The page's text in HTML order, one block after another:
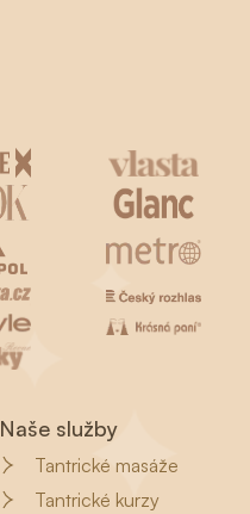
Naše služby
Tantrické masáže
Tantrické kurzy